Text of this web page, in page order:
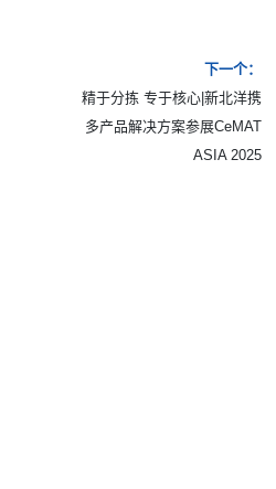
下一个：
精于分拣 专于核心|新北洋携
多产品解决方案参展CeMAT
ASIA 2025